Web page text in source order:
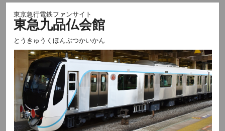
東京急行電鉄ファンサイト
東急九品仏会館
とうきゅうくほんぶつかいかん